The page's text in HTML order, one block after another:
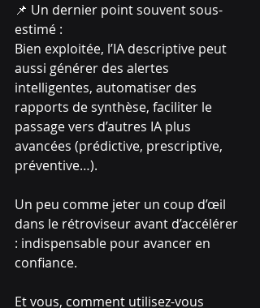
📌 Un dernier point souvent sous-
estimé :
Bien exploitée, l’IA descriptive peut
aussi générer des alertes
intelligentes, automatiser des
rapports de synthèse, faciliter le
passage vers d’autres IA plus
avancées (prédictive, prescriptive,
préventive…).
Un peu comme jeter un coup d’œil
dans le rétroviseur avant d’accélérer
: indispensable pour avancer en
confiance.
Et vous, comment utilisez-vous